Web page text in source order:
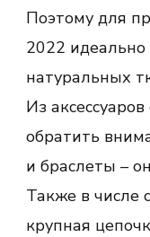
Поэтому для
2022
натуральных
Из
обратить
и браслеты –
Также в числе
крупная